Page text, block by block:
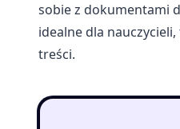
sobie z dokumentami
idealne dla
treści.